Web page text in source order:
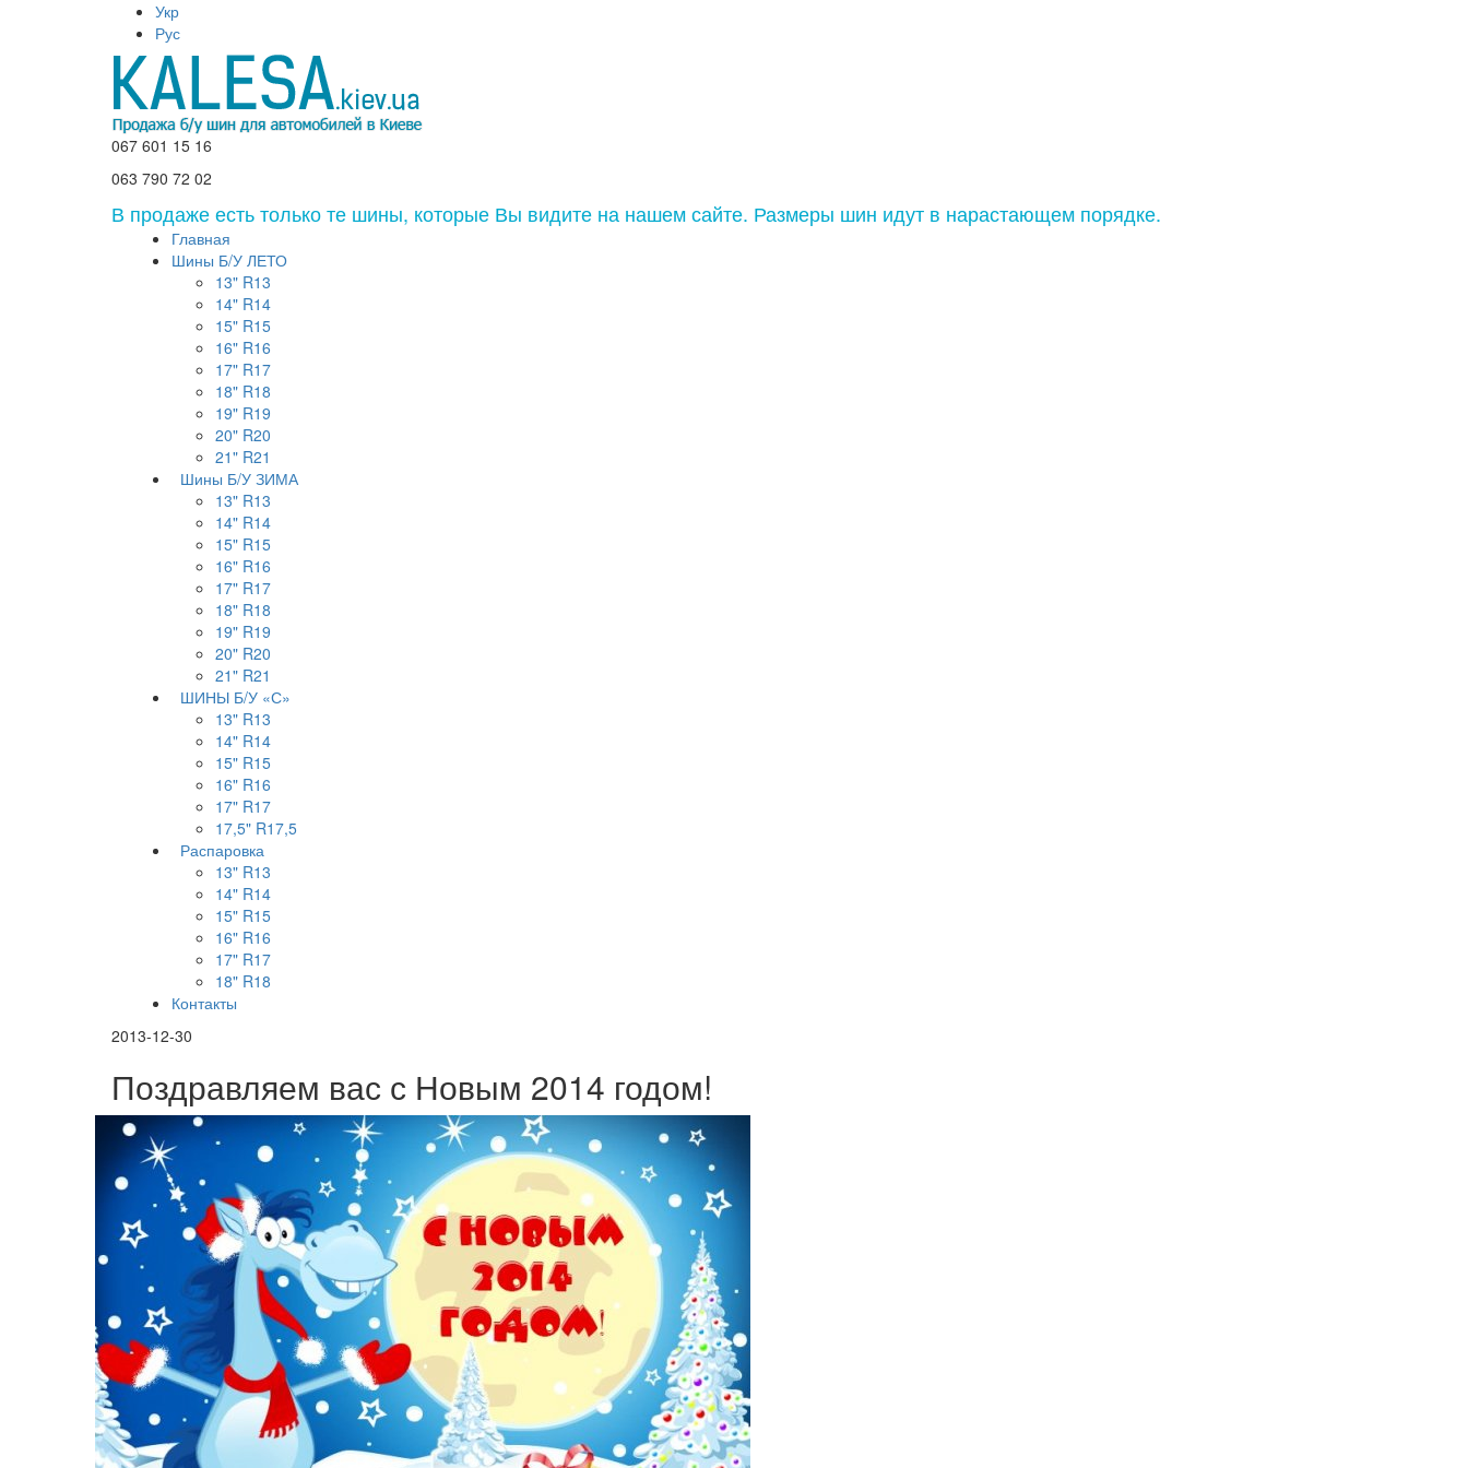
Укр
Рус
067 601 15 16
063 790 72 02
В продаже есть только те шины, которые Вы видите на нашем сайте. Размеры шин идут в нарастающем порядке.
Главная
Шины Б/У ЛЕТО
13" R13
14" R14
15" R15
16" R16
17" R17
18" R18
19" R19
20" R20
21" R21
Шины Б/У ЗИМА
13" R13
14" R14
15" R15
16" R16
17" R17
18" R18
19" R19
20" R20
21" R21
ШИНЫ Б/У «С»
13" R13
14" R14
15" R15
16" R16
17" R17
17,5" R17,5
Распаровка
13" R13
14" R14
15" R15
16" R16
17" R17
18" R18
Контакты
2013-12-30
Поздравляем вас с Новым 2014 годом!